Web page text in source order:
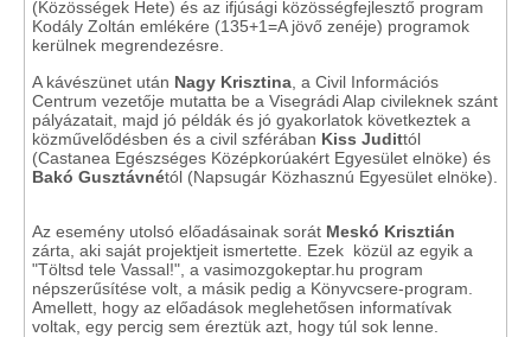
(Közösségek Hete) és az ifjúsági közösségfejlesztő program
Kodály Zoltán emlékére (135+1=A jövő zenéje) programok
kerülnek megrendezésre.
A kávészünet után Nagy Krisztina , a Civil Információs
Centrum vezetője mutatta be a Visegrádi Alap civileknek szánt
pályázatait, majd jó példák és jó gyakorlatok következtek a
közművelődésben és a civil szférában Kiss Judittól
(Castanea Egészséges Középkorúakért Egyesület elnöke) és
Bakó Gusztávnétól (Napsugár Közhasznú Egyesület elnöke).
Az esemény utolsó előadásainak sorát Meskó Krisztián
zárta, aki saját projektjeit ismertette. Ezek közül az egyik a
"Töltsd tele Vassal!", a vasimozgokeptar.hu program
népszerűsítése volt, a másik pedig a Könyvcsere-program.
Amellett, hogy az előadások meglehetősen informatívak
voltak, egy percig sem éreztük azt, hogy túl sok lenne.